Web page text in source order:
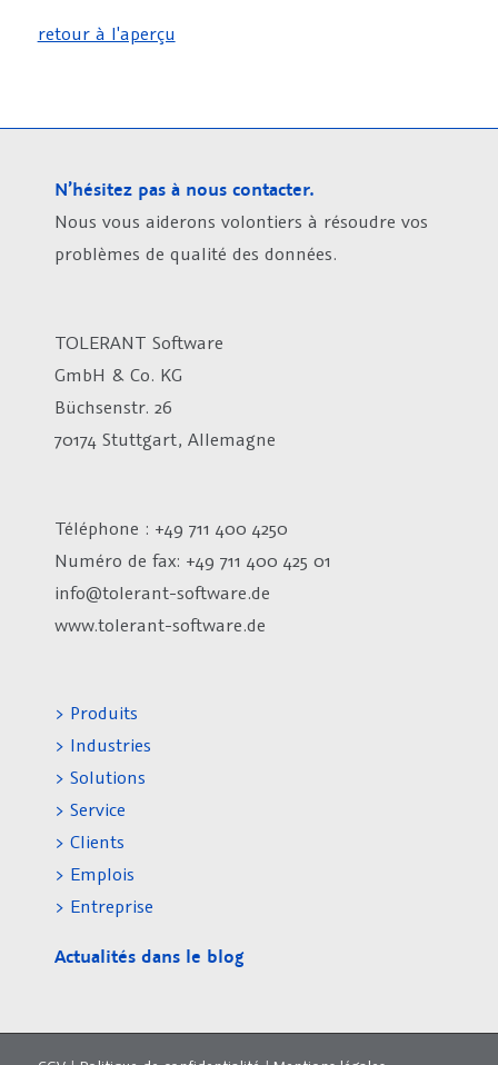
retour à l'aperçu
N’hésitez pas à nous contacter.
Nous vous aiderons volontiers à résoudre vos
problèmes de qualité des données.
TOLERANT Software
GmbH & Co. KG
Büchsenstr. 26
70174 Stuttgart, Allemagne
Téléphone : +49 711 400 4250
Numéro de fax: +49 711 400 425 01
info@tolerant-software.de
www.tolerant-software.de
> Produits
> Industries
> Solutions
> Service
> Clients
> Emplois
> Entreprise
Actualités dans le blog